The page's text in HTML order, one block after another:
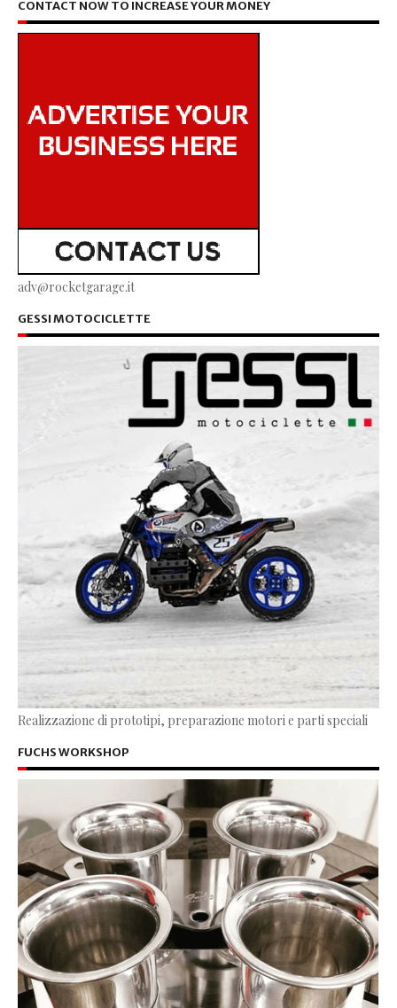
CONTACT NOW TO INCREASE YOUR MONEY
adv@rocketgarage.it
GESSI MOTOCICLETTE
Realizzazione di prototipi, preparazione motori e parti speciali
FUCHS WORKSHOP